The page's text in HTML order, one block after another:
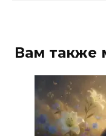
Вам также